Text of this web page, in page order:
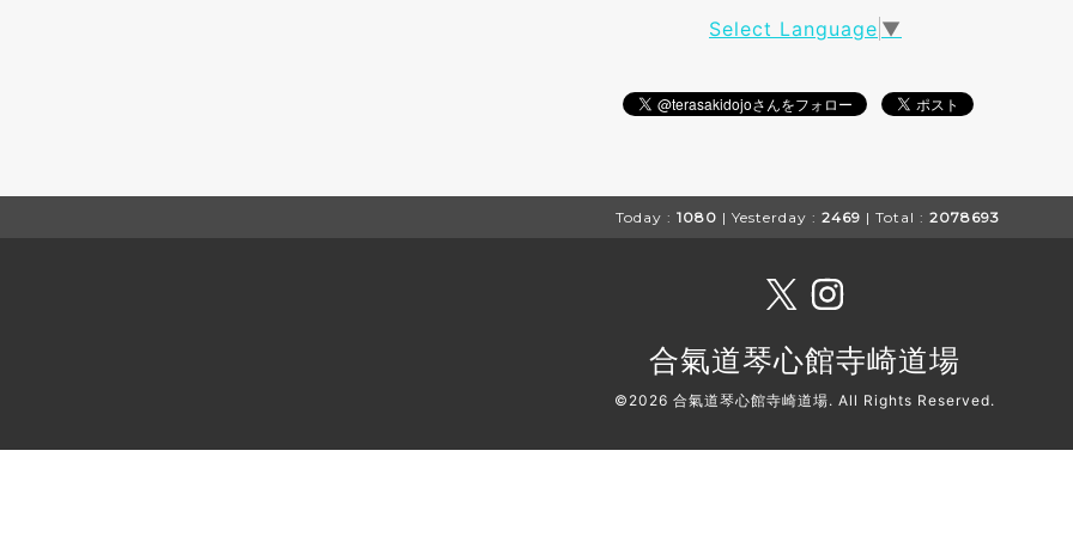
Select Language ▼
Today : 1080 | Yesterday : 2469 | Total : 2078693
合氣道琴心館寺崎道場
©2026 合氣道琴心館寺崎道場. All Rights Reserved.